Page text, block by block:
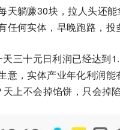
天躺赚30块，拉人头还
任何实体，早晚跑路，投
三十元日利润已经达到
意，实体产业年化利润
上不会掉馅饼，只会掉